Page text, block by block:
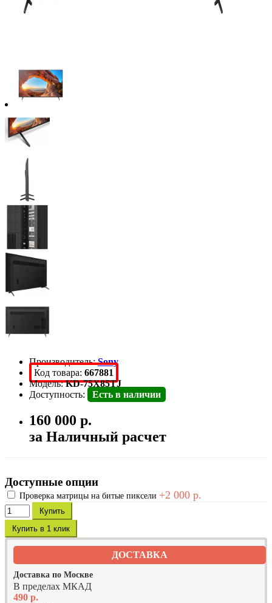
Производитель:Sony
Код товара: 667881
Модель:KD-75X85TJ
Доступность:
Есть в наличии
160 000 р.
за Наличный расчет
Доступные опции
Проверка матрицы на битые пиксели +2 000 р.
Купить
Купить в 1 клик
ДОСТАВКА
Доставка по Москве
В пределах МКАД
490 р.